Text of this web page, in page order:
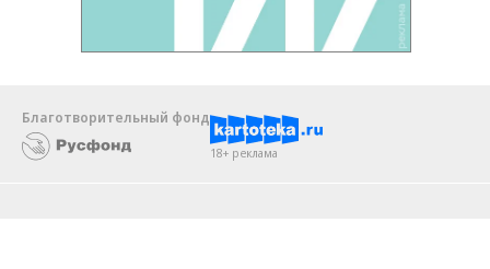
Благотворительный фонд
18+ реклама